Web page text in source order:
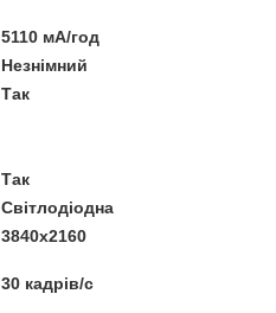
5110 мА/год
Незнімний
Так
Так
Світлодіодна
3840x2160
30 кадрів/с